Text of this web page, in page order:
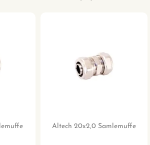
Altech 20x2,0 Samlemuffe